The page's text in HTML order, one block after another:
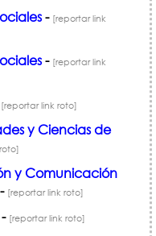
- [reportar link
- [reportar link
[reportar link roto]
y Ciencias de
y Comunicación
- [reportar link roto]
- [reportar link roto]